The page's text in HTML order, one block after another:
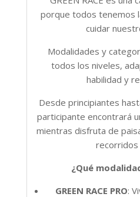
porque todos tenemos
cuidar
Modalidades y
todos los niveles,
habilidad y
Desde principiantes
participante encontrará
mientras disfruta de
recorridos
¿Qué
GREEN RACE PRO: